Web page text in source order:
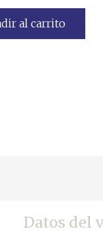
al carrito
Datos del